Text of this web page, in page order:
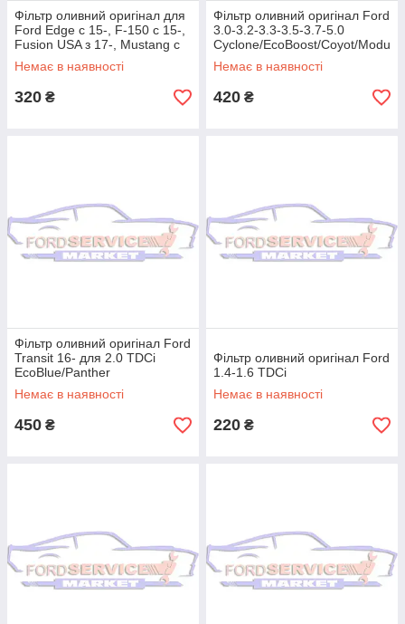
Фільтр оливний оригінал для
Ford Edge c 15-, F-150 c 15-,
Fusion USA з 17-, Mustang c
17- для 2.7 V6, 5.2 V8
Немає в наявності
320 ₴
Фільтр оливний оригінал Ford
3.0-3.2-3.3-3.5-3.7-5.0
Cyclone/EcoBoost/Coyot/Modu
lar
Немає в наявності
420 ₴
Фільтр оливний оригінал Ford
Transit 16- для 2.0 TDCi
EcoBlue/Panther
Немає в наявності
450 ₴
Фільтр оливний оригінал Ford
1.4-1.6 TDCi
Немає в наявності
220 ₴